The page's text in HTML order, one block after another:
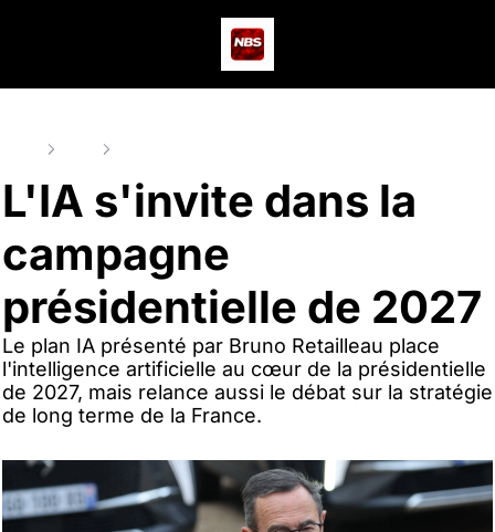
L'IA s'invite dans la
campagne
présidentielle de 2027
Le plan IA présenté par Bruno Retailleau place
l'intelligence artificielle au cœur de la présidentielle
de 2027, mais relance aussi le débat sur la stratégie
de long terme de la France.